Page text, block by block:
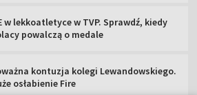
w lekkoatletyce w TVP. Sprawdź, kiedy
powalczą o medale
kontuzja kolegi Lewandowskiego.
osłabienie Fire